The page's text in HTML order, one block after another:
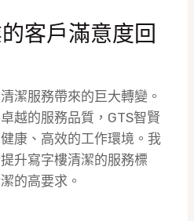
客戶滿意度回
潔服務帶來的巨大轉變。
越的服務品質，GTS智賢
康、高效的工作環境。我
升寫字樓清潔的服務標
的高要求。